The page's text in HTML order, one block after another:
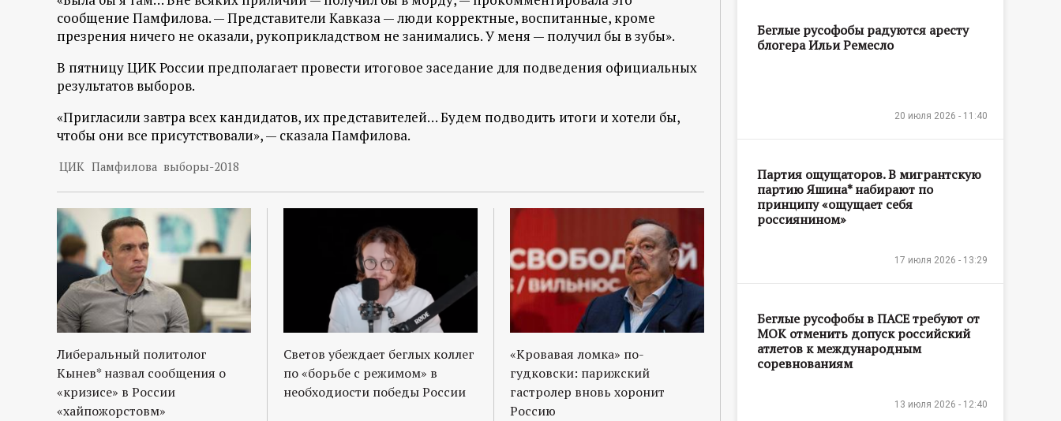
сообщение Памфилова. — Представители Кавказа — люди корректные, воспитанные, кроме
презрения ничего не оказали, рукоприкладством не занимались. У меня — получил бы в зубы».
В пятницу ЦИК России предполагает провести итоговое заседание для подведения официальных
результатов выборов.
«Пригласили завтра всех кандидатов, их представителей… Будем подводить итоги и хотели бы,
чтобы они все присутствовали», — сказала Памфилова.
ЦИК Памфилова выборы-2018
Либеральный политолог
Кынев* назвал сообщения о
«кризисе» в России
«хайпожорстовм»
Светов убеждает беглых коллег
по «борьбе с режимом» в
необходиости победы России
«Кровавая ломка» по-
гудковски: парижский
гастролер вновь хоронит
Россию
Беглые русофобы радуются аресту
блогера Ильи Ремесло
20 июля 2026 - 11:40
Партия ощущаторов. В мигрантскую
партию Яшина* набирают по
принципу «ощущает себя
россиянином»
17 июля 2026 - 13:29
Беглые русофобы в ПАСЕ требуют от
МОК отменить допуск российский
атлетов к международным
соревнованиям
13 июля 2026 - 12:40